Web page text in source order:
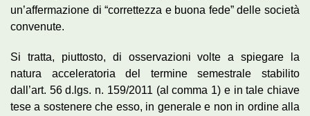
un’affermazione di “correttezza e buona fede” delle società
convenute.
Si tratta, piuttosto, di osservazioni volte a spiegare la
natura acceleratoria del termine semestrale stabilito
dall’art. 56 d.lgs. n. 159/2011 (al comma 1) e in tale chiave
tese a sostenere che esso, in generale e non in ordine alla